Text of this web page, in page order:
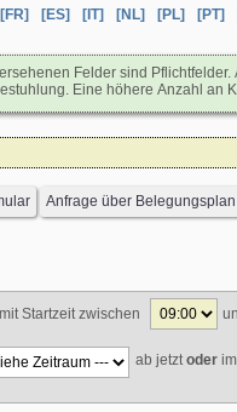
[FR] [ES] [IT] [NL] [PL] [PT]
Felder sind
Eine höhere Anzahl an
Anfrage über Belegungsplan
mit Startzeit zwischen
ab jetztoder